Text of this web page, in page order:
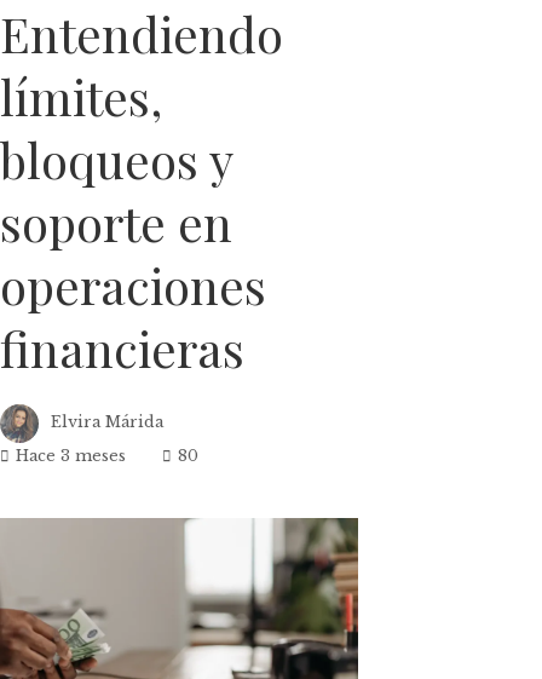
Entendiendo
límites,
bloqueos y
soporte en
operaciones
financieras
Elvira Márida
Hace 3 meses
80